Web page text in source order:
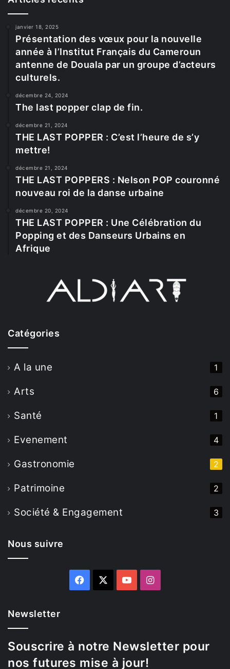
janvier 18, 2025
Présentation des vœux pour la nouvelle
année à l’Institut Français du Cameroun
antenne de Douala par un groupe d’acteurs
culturels.
décembre 24, 2024
The last popper clap de fin.
décembre 21, 2024
THE LAST POPPER : C’est l’heure de s’y
mettre!
décembre 21, 2024
THE LAST POPPERS : Nelson POP couronné
nouveau roi de la danse urbaine
décembre 20, 2024
THE LAST POPPER : Une Célébration du
Popping et des Danseurs Urbains en
Afrique
Catégories
A la une 1
Arts 6
Santé 1
Evenement 4
Gastronomie 2
Patrimoine 2
Société & Engagement 3
Nous suivre
Facebook YouTubeInstagram
Newsletter
Souscrire à notre Newsletter pour
nos futures mise à jour!